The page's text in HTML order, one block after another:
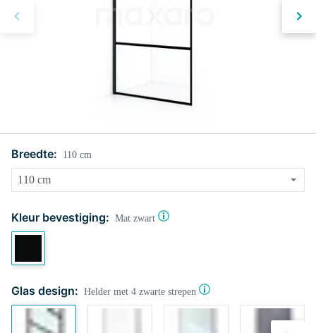
Breedte: 110 cm
Kleur bevestiging: Mat zwart
Glas design: Helder met 4 zwarte strepen